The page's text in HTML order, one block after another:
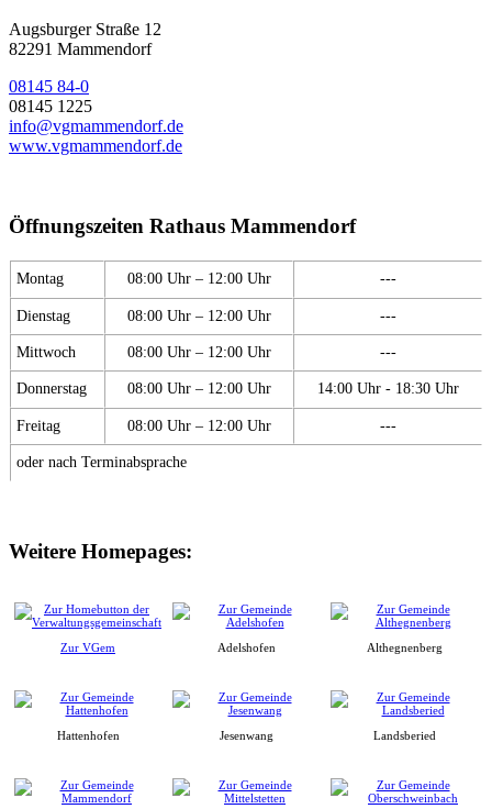
Augsburger Straße 12
82291 Mammendorf
08145 84-0
08145 1225
info@vgmammendorf.de
www.vgmammendorf.de
Öffnungszeiten Rathaus Mammendorf
Montag 08:00 Uhr – 12:00 Uhr ---
Dienstag 08:00 Uhr – 12:00 Uhr ---
Mittwoch 08:00 Uhr – 12:00 Uhr ---
Donnerstag 08:00 Uhr – 12:00 Uhr 14:00 Uhr - 18:30 Uhr
Freitag 08:00 Uhr – 12:00 Uhr ---
oder nach Terminabsprache
Weitere Homepages:
Zur VGem Adelshofen Althegnenberg
Hattenhofen Jesenwang Landsberied